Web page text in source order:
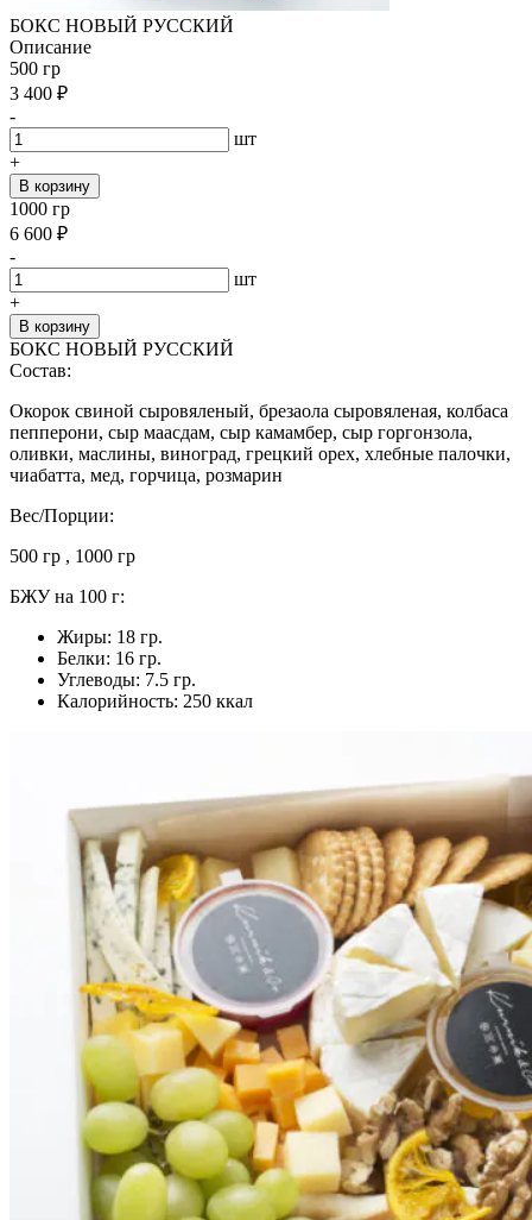
БОКС НОВЫЙ РУССКИЙ
Описание
500 гр
3 400 ₽
-
шт
+
В корзину
1000 гр
6 600 ₽
-
шт
+
В корзину
БОКС НОВЫЙ РУССКИЙ
Состав:
Окорок свиной сыровяленый, брезаола сыровяленая, колбаса
пепперони, сыр маасдам, сыр камамбер, сыр горгонзола,
оливки, маслины, виноград, грецкий орех, хлебные палочки,
чиабатта, мед, горчица, розмарин
Вес/Порции:
500 гр , 1000 гр
БЖУ на 100 г:
Жиры: 18 гр.
Белки: 16 гр.
Углеводы: 7.5 гр.
Калорийность: 250 ккал